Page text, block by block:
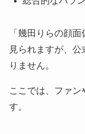
「幾田りらの顔
見られますが、
りません。
ここでは、ファン
す。